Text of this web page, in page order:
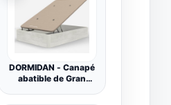
DORMIDAN - Canapé
abatible de Gran